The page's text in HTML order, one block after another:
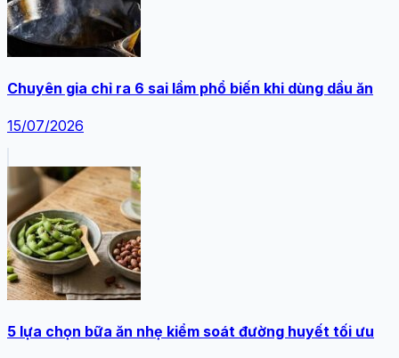
Chuyên gia chỉ ra 6 sai lầm phổ biến khi dùng dầu ăn
15/07/2026
5 lựa chọn bữa ăn nhẹ kiểm soát đường huyết tối ưu